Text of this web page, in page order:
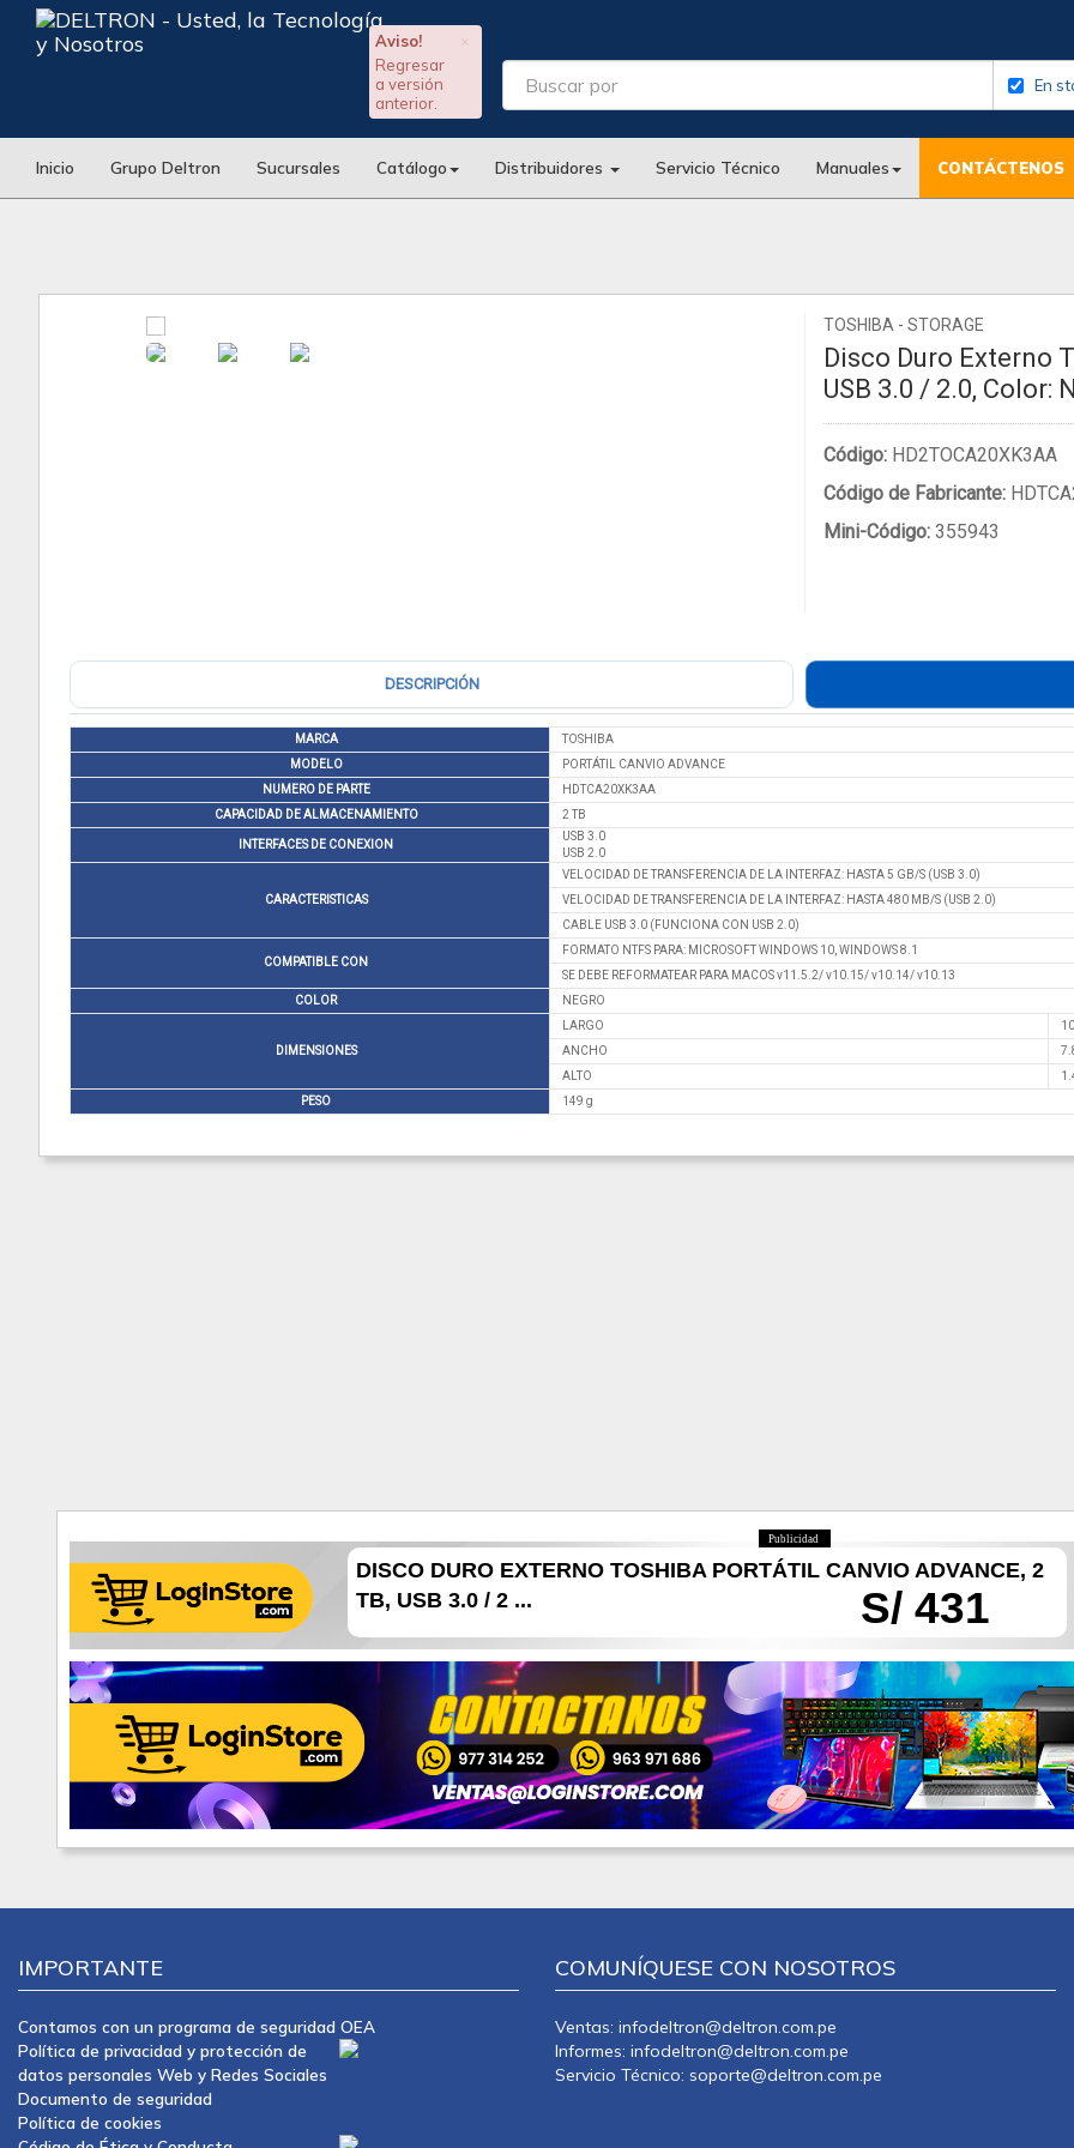
×
Aviso!
Regresar
a versión
anterior.
En
Inicio Grupo Deltron Sucursales Catálogo Distribuidores Servicio Técnico Manuales CONTÁCTENOS
TOSHIBA - STORAGE
Disco Duro Externo
USB 3.0 / 2.0, Color:
Código: HD2TOCA20XK3AA
Código de Fabricante:
Mini-Código: 355943
DESCRIPCIÓN
MARCA
TOSHIBA
MODELO
PORTÁTIL CANVIO ADVANCE
NUMERO DE PARTE
HDTCA20XK3AA
CAPACIDAD DE ALMACENAMIENTO
2 TB
INTERFACES DE CONEXION
USB 3.0
USB 2.0
CARACTERISTICAS
VELOCIDAD DE TRANSFERENCIA DE LA INTERFAZ: HASTA 5 GB/S (USB 3.0)
VELOCIDAD DE TRANSFERENCIA DE LA INTERFAZ: HASTA 480 MB/S (USB 2.0)
CABLE USB 3.0 (FUNCIONA CON USB 2.0)
COMPATIBLE CON
FORMATO NTFS PARA: MICROSOFT WINDOWS 10, WINDOWS 8.1
SE DEBE REFORMATEAR PARA MACOS v11.5.2/ v10.15/ v10.14/ v10.13
COLOR
NEGRO
DIMENSIONES
LARGO
ANCHO
ALTO
PESO
149 g
Publicidad
S/ 431
DISCO DURO EXTERNO TOSHIBA PORTÁTIL CANVIO ADVANCE, 2
TB, USB 3.0 / 2 ...
IMPORTANTE
Contamos con un programa de seguridad OEA
Política de privacidad y protección de
datos personales Web y Redes Sociales
Documento de seguridad
Política de cookies
COMUNÍQUESE CON NOSOTROS
Ventas: infodeltron@deltron.com.pe
Informes: infodeltron@deltron.com.pe
Servicio Técnico: soporte@deltron.com.pe